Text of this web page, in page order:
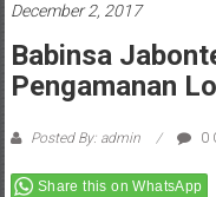
December 2, 2017
Babinsa
Pengamanan
Posted By: admin 0
Share this on WhatsApp